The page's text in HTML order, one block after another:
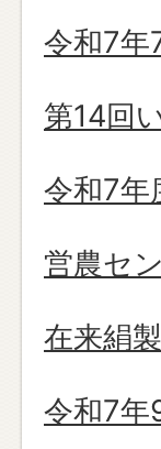
令和7年
第14回
令和7年
営農セ
在来絹
令和7年